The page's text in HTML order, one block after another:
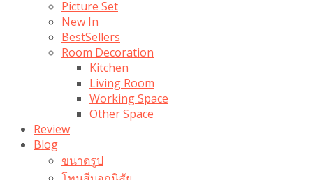
Picture Set
New In
BestSellers
Room Decoration
Kitchen
Living Room
Working Space
Other Space
Review
Blog
ขนาดรูป